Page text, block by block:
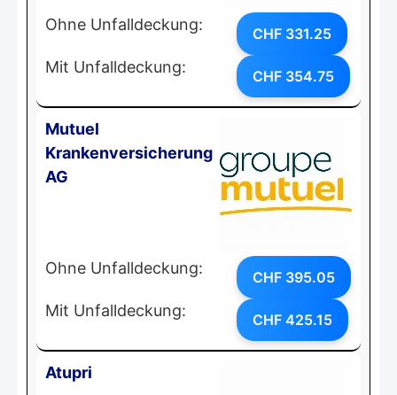
Ohne Unfalldeckung: CHF 331.25
Mit Unfalldeckung: CHF 354.75
Mutuel
Krankenversicherung
AG
Ohne Unfalldeckung: CHF 395.05
Mit Unfalldeckung: CHF 425.15
Atupri